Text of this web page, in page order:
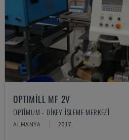
OPTIMILL MF 2V
OPTIMUM - DIKEY İŞLEME MERKEZI
ALMANYA 2017